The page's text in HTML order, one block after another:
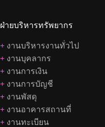
ฝ่ายบริหารทรัพยากร
+ งานบริหารงานทั่วไป
+ งานบุคลากร
+ งานการเงิน
+ งานการบัญชี
+ งานพัสดุ
+ งานอาคารสถานที่
+ งานทะเบียน